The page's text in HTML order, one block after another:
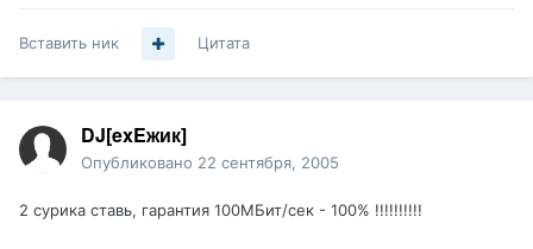
Вставить ник Цитата
DJ[exEжик]
Опубликовано 22 сентября, 2005
2 сурика ставь, гарантия 100МБит/сек - 100% !!!!!!!!!!